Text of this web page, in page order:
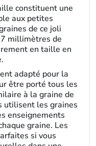
constituent une
aux petites
de ce joli
millimètres de
en taille en
adapté pour la
être porté tous les
à la graine de
utilisent les graines
enseignements
graine. Les
si vous